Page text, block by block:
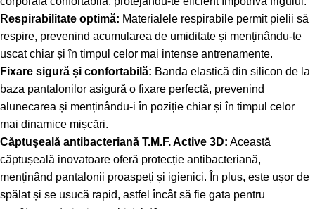
Respirabilitate optimă: Materialele respirabile permit pielii să
respire, prevenind acumularea de umiditate și menținându-te
uscat chiar și în timpul celor mai intense antrenamente.
Fixare sigură și confortabilă: Banda elastică din silicon de la
baza pantalonilor asigură o fixare perfectă, prevenind
alunecarea și menținându-i în poziție chiar și în timpul celor
mai dinamice mișcări.
Căptușeală antibacteriană T.M.F. Active 3D: Această
căptușeală inovatoare oferă protecție antibacteriană,
menținând pantalonii proaspeți și igienici. În plus, este ușor de
spălat și se usucă rapid, astfel încât să fie gata pentru